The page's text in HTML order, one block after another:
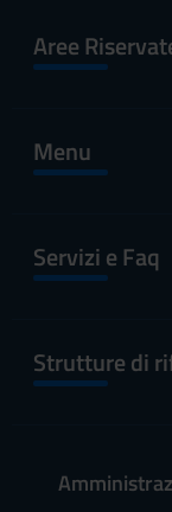
Aree
Menu
Servizi e Faq
Strutture di